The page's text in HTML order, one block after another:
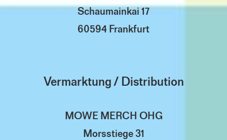
Schaumainkai 17
60594 Frankfurt
Vermarktung / Distribution
MOWE MERCH OHG
Morsstiege 31